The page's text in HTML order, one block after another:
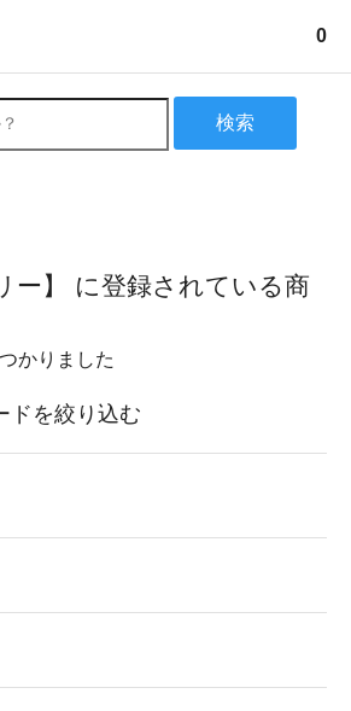
0
検索
ー】 に登録されている商
かりました
ドを絞り込む